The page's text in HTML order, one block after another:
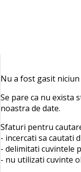
Nu a fost gasit
Se pare ca nu exista
noastra de date.
Sfaturi pentru
- incercati sa cautati
- delimitati cuvintele
- nu utilizati cuvinte